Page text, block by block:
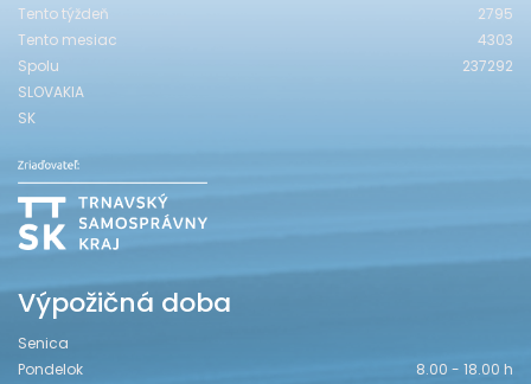
Tento týždeň
2795
Tento mesiac
4303
Spolu
237292
SLOVAKIA
SK
Výpožičná doba
Senica
Pondelok
8.00 - 18.00 h